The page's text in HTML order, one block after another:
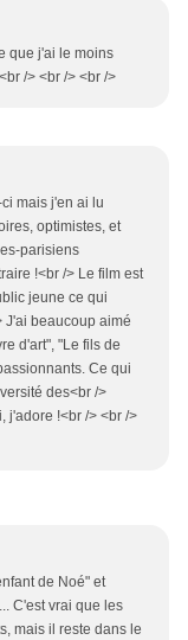
que j'ai le moins
/> <br /> <br />
mais j'en ai lu
optimistes, et
parisiens
!<br /> Le film est
jeune ce qui
J'ai beaucoup aimé
d'art", "Le fils de
Ce qui
des<br />
j'adore !<br /> <br />
de Noé" et
C'est vrai que les
mais il reste dans le